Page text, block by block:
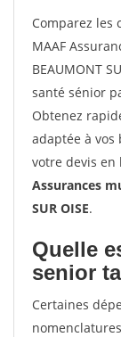
Comparez les
MAAF
BEAUMONT
santé sénior
Obtenez
adaptée à vos
votre devis en
Assurances
SUR OISE.
Quelle
senior
Certaines